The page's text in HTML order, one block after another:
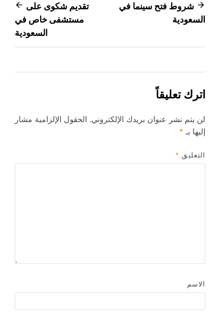
تصفّح
المقالات
شروط فتح سينما في
السعودية
تقديم شكوى على
مستشفى خاص في
السعودية
اترك تعليقاً
لن يتم نشر عنوان بريدك الإلكتروني. الحقول الإلزامية مشار
إليها بـ *
التعليق *
الاسم